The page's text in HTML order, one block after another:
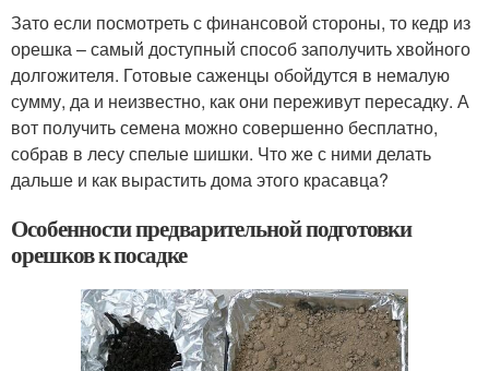
Зато если посмотреть с финансовой стороны, то кедр из
орешка – самый доступный способ заполучить хвойного
долгожителя. Готовые саженцы обойдутся в немалую
сумму, да и неизвестно, как они переживут пересадку. А
вот получить семена можно совершенно бесплатно,
собрав в лесу спелые шишки. Что же с ними делать
дальше и как вырастить дома этого красавца?
Особенности предварительной подготовки
орешков к посадке